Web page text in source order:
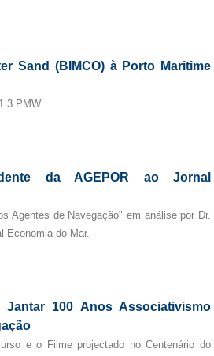
Sand (BIMCO) à Porto Maritime
PMW
da AGEPOR ao Jornal
Agentes de Navegação" em análise por Dr.
Economia do Mar.
Jantar 100 Anos Associativismo
e o Filme projectado no Centenário do